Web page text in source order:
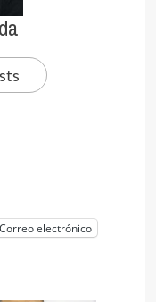
Correo electrónico